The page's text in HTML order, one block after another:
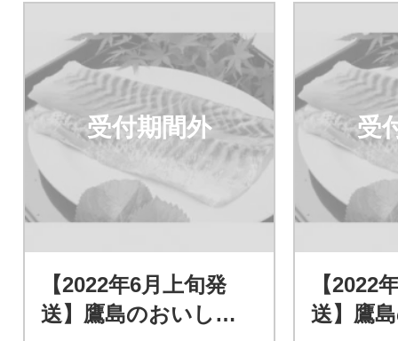
受付期間外
【2022年6月上旬発
送】鷹島のおいしか
受
【2022
送】鷹